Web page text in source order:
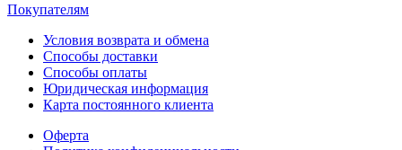
Покупателям
Условия возврата и обмена
Способы доставки
Способы оплаты
Юридическая информация
Карта постоянного клиента
Оферта